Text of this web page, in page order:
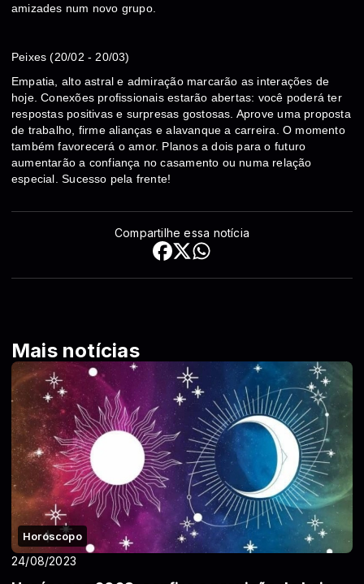
amizades num novo grupo.
Peixes (20/02 - 20/03)
Empatia, alto astral e admiração marcarão as interações de
hoje. Conexões profissionais estarão abertas: você poderá ter
respostas positivas e surpresas gostosas. Aprove uma proposta
de trabalho, firme alianças e alavanque a carreira. O momento
também favorecerá o amor. Planos a dois para o futuro
aumentarão a confiança no casamento ou numa relação
especial. Sucesso pela frente!
Compartilhe essa notícia
Mais notícias
Horóscopo
24/08/2023